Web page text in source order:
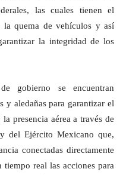
las cuales tienen el
la quema de vehículos y así
la integridad de los
gobierno se encuentran
y aledañas para garantizar el
presencia aérea a través de
del Ejército Mexicano que,
conectadas directamente
real las acciones para